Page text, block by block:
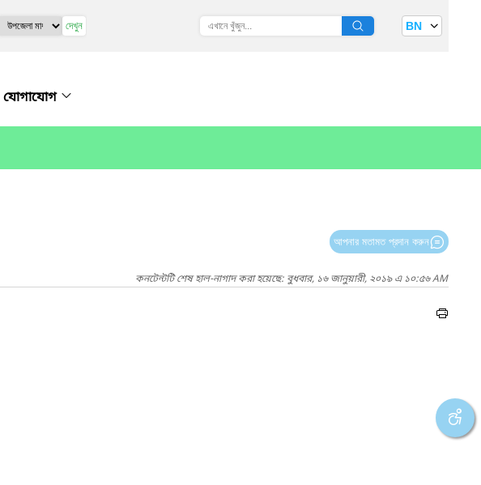
দেখুন BN
যোগাযোগ
আপনার মতামত প্রদান করুন
কনটেন্টটি শেষ হাল-নাগাদ করা হয়েছে: বুধবার, ১৬ জানুয়ারী, ২০১৯ এ ১০:৫৬ AM